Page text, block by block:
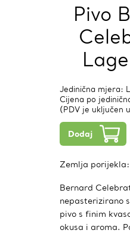
Pivo
Jedinična mjera:
Cijena po
(PDV je uključen
Dodaj
Zemlja porijekla:
Bernard
nepasterizirano
pivo s finim
okusa i aroma.